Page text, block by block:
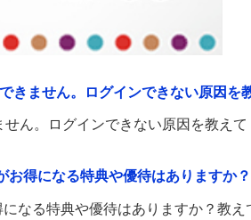
きません。ログインできない原因を
ん。ログインできない原因を教えて
得になる特典や優待はありますか？
なる特典や優待はありますか？教え